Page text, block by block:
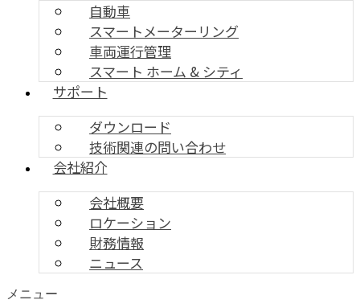
自動車
スマートメーターリング
車両運行管理
スマート ホーム & シティ
サポート
ダウンロード
技術関連の問い合わせ
会社紹介
会社概要
ロケーション
財務情報
ニュース
メニュー